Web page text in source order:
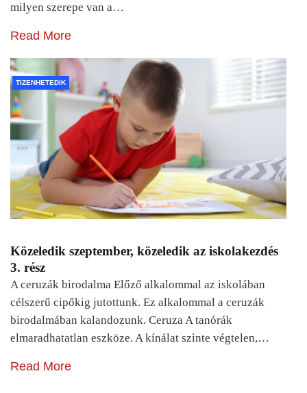
milyen szerepe van a…
Read More
TIZENHETEDIK
Közeledik szeptember, közeledik az iskolakezdés
3. rész
A ceruzák birodalma Előző alkalommal az iskolában
célszerű cipőkig jutottunk. Ez alkalommal a ceruzák
birodalmában kalandozunk. Ceruza A tanórák
elmaradhatatlan eszköze. A kínálat szinte végtelen,…
Read More